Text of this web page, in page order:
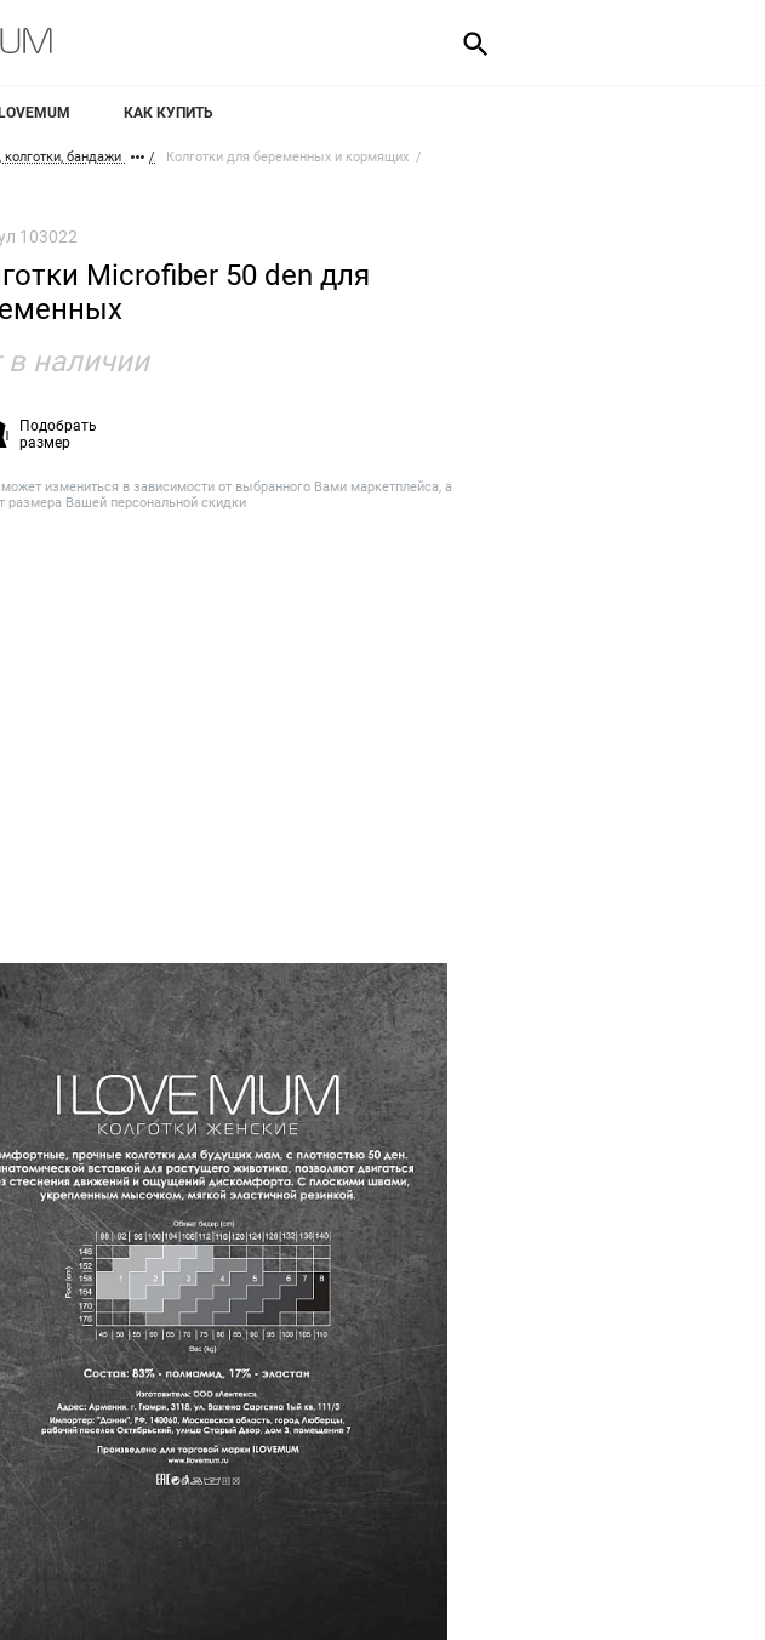
КАК КУПИТЬ
колготки, бандажи Колготки для беременных и кормящих
103022
Microfiber 50 den для
в наличии
Подобрать
размер
измениться в зависимости от выбранного Вами маркетплейса, а
размера Вашей персональной скидки